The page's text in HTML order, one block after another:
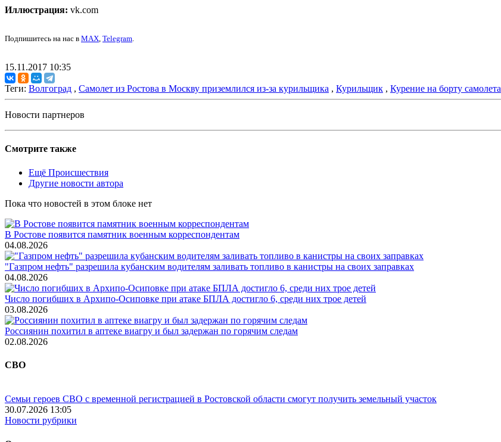
Иллюстрация: vk.com
Подпишитесь на нас в MAX, Telegram.
15.11.2017 10:35
Теги: Волгоград , Самолет из Ростова в Москву приземлился из-за курильщика , Курильщик , Курение на борту самолета
Новости партнеров
Смотрите также
Ещё Происшествия
Другие новости автора
Пока что новостей в этом блоке нет
В Ростове появится памятник военным корреспондентам
04.08.2026
"Газпром нефть" разрешила кубанским водителям заливать топливо в канистры на своих заправках
04.08.2026
Число погибших в Архипо-Осиповке при атаке БПЛА достигло 6, среди них трое детей
03.08.2026
Россиянин похитил в аптеке виагру и был задержан по горячим следам
02.08.2026
СВО
Семьи героев СВО с временной регистрацией в Ростовской области смогут получить земельный участок
30.07.2026 13:05
Новости рубрики